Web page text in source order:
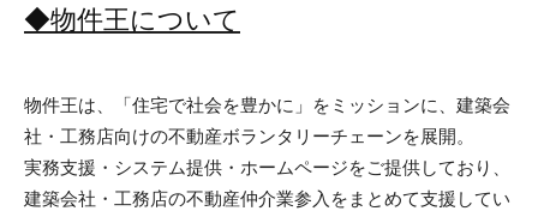
◆物件王について
物件王は、「住宅で社会を豊かに」をミッションに、建築会
社・工務店向けの不動産ボランタリーチェーンを展開。
実務支援・システム提供・ホームページをご提供しており、
建築会社・工務店の不動産仲介業参入をまとめて支援してい